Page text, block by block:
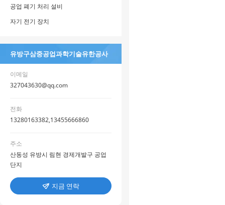
공업 폐기 처리 설비
자기 전기 장치
유방구삼중공업과학기술유한공사
이메일
327043630@qq.com
전화
13280163382,13455666860
주소
산동성 유방시 림현 경제개발구 공업
단지
 지금 연락